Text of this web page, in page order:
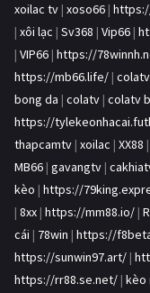
xoilac tv | xoso66 |
| xôi lạc | Sv368 | Vip66 |
| VIP66 | https://
https://mb66.life/ |
bong da | colatv | colatv
https://
thapcamtv | xoilac | XX88 |
MB66 | gavangtv |
kèo | https://
| 8xx | https://mm88.io/ |
cái | 78win | https://
https://sunwin97.art/ |
https://rr88.se.net/ | kèo